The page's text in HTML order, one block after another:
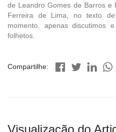
de Leandro Gomes de Barros e
Ferreira de Lima, no texto
momento, apenas discutimos
folhetos.
Compartilhe: